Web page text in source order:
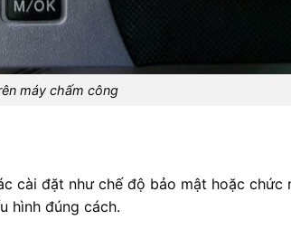
máy chấm công
cài đặt như chế độ bảo mật hoặc chức
hình đúng cách.